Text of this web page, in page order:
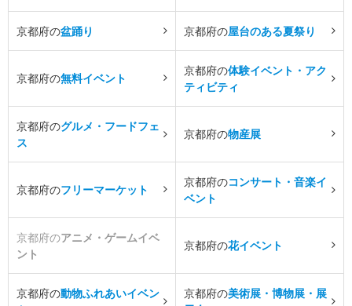
京都府の盆踊り 京都府の屋台のある夏祭り
京都府の無料イベント
京都府の体験イベント・アク
ティビティ
京都府のグルメ・フードフェ
ス
京都府の物産展
京都府のフリーマーケット
京都府のコンサート・音楽イ
ベント
京都府のアニメ・ゲームイベ
ント
京都府の花イベント
京都府の動物ふれあいイベン
京都府の美術展・博物展・展